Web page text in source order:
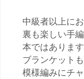
中級者以上に
裏も楽しい手
本ではありま
ブランケットも
模様編みにチ